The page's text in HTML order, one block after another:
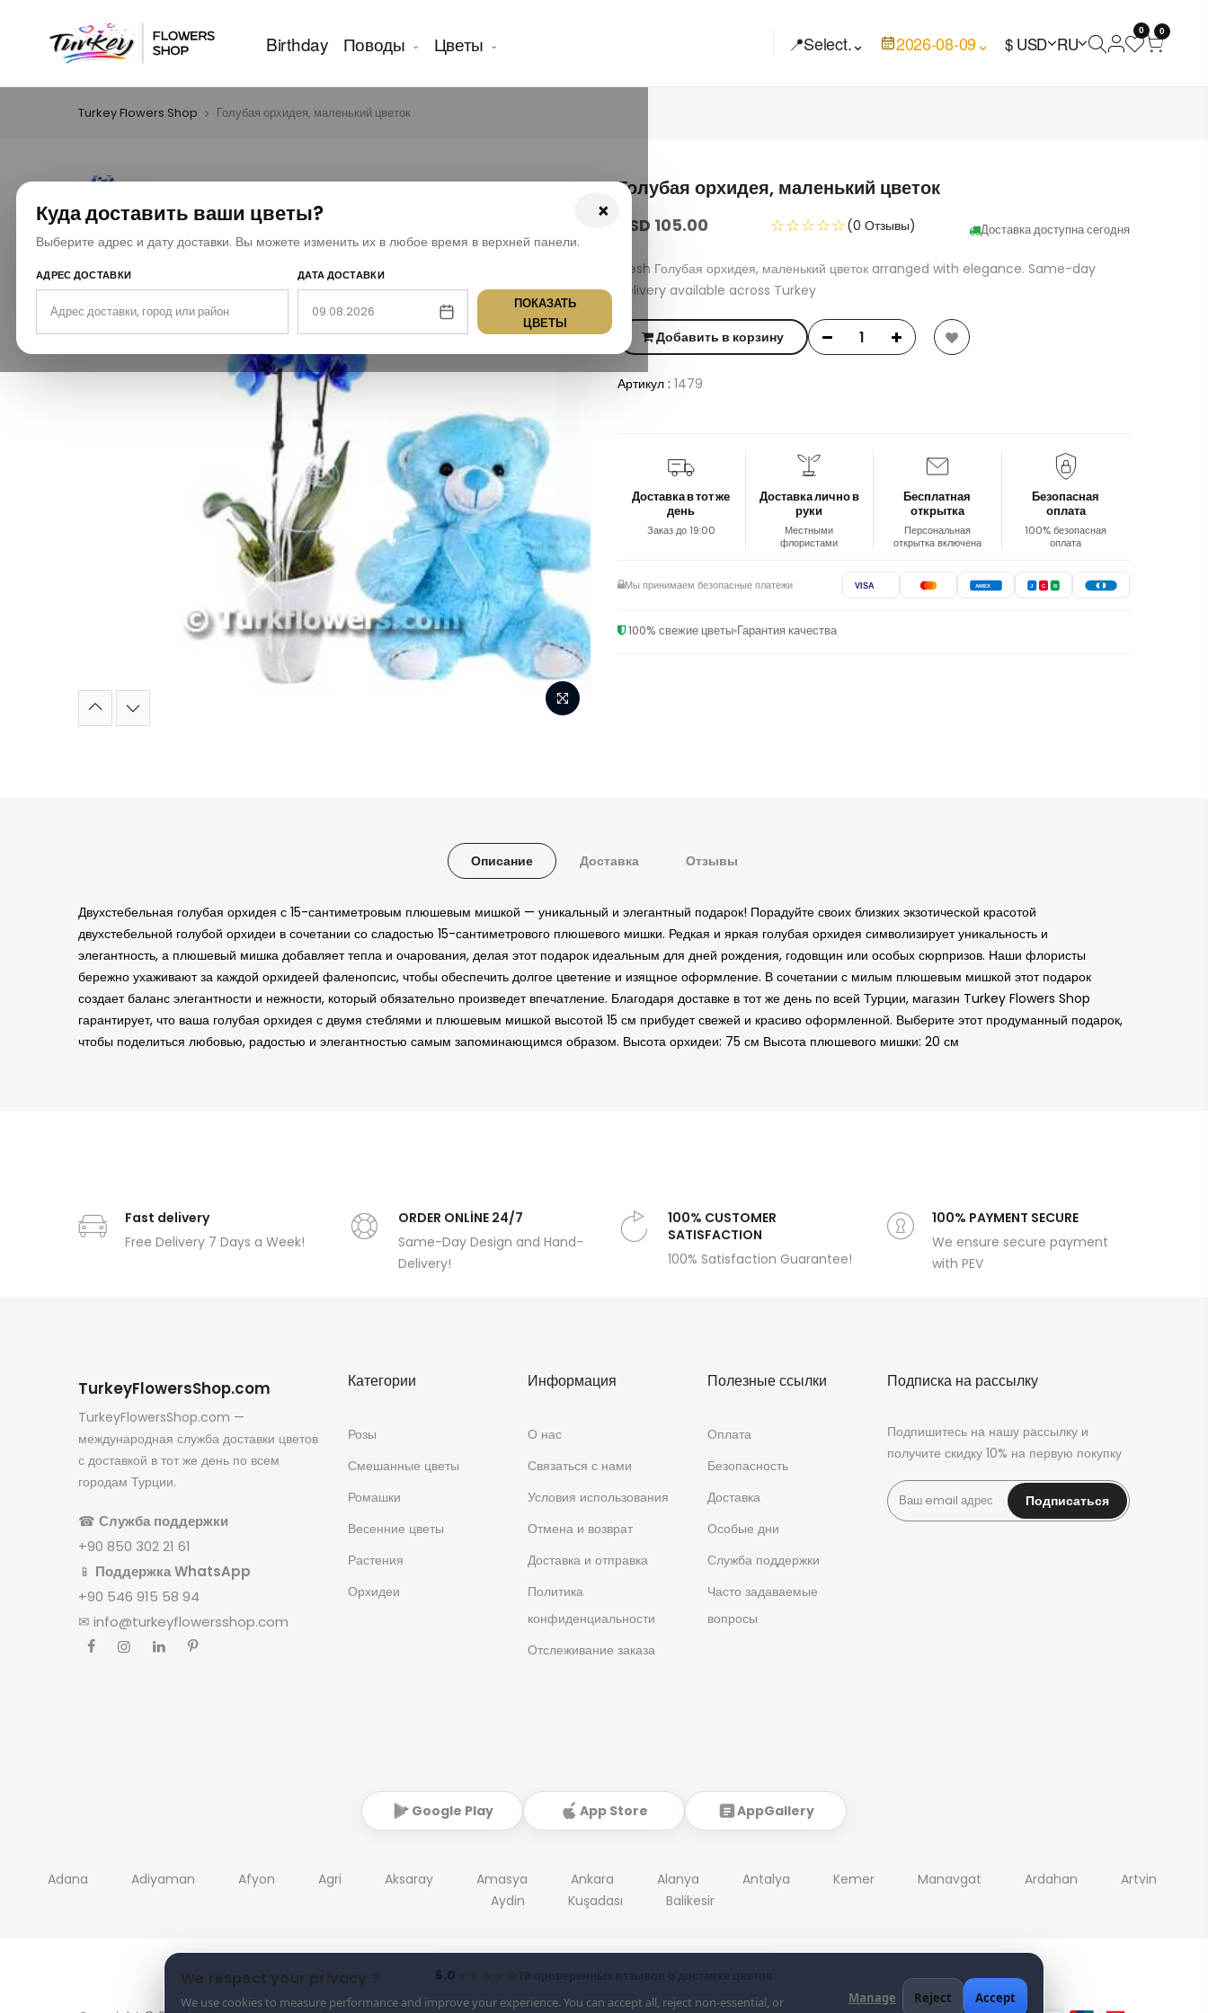
We respect your privacy ?
We use cookies to measure performance and improve your experience. You can accept all, reject non-essential, or
Manage Reject Accept
Birthday Поводы Цветы 📍Select.⌄ 2026-08-09⌄ $ USD RU
0 0
×
Куда доставить ваши цветы?
Выберите адрес и дату доставки. Вы можете изменить их в любое время в верхней панели.
АДРЕС ДОСТАВКИ ДАТА ДОСТАВКИ
ПОКАЗАТЬ
ЦВЕТЫ
Turkey Flowers Shop Голубая орхидея, маленький цветок
Голубая орхидея, маленький цветок
USD 105.00 Доставка доступна сегодня
☆☆☆☆☆(0 Отзывы)
Fresh Голубая орхидея, маленький цветок arranged with elegance. Same-day
delivery available across Turkey
Добавить в корзину
Артикул : 1479
Доставка в тот же
день
Заказ до 19:00
Доставка лично в
руки
Местными
флористами
Бесплатная
открытка
Персональная
открытка включена
Безопасная
оплата
100% безопасная
оплата
Мы принимаем безопасные платежи VISA AMEX J C B
100% свежие цветы Гарантия качества
Описание Доставка Отзывы
Двухстебельная голубая орхидея с 15-сантиметровым плюшевым мишкой — уникальный и элегантный подарок! Порадуйте своих близких экзотической красотой
двухстебельной голубой орхидеи в сочетании со сладостью 15-сантиметрового плюшевого мишки. Редкая и яркая голубая орхидея символизирует уникальность и
элегантность, а плюшевый мишка добавляет тепла и очарования, делая этот подарок идеальным для дней рождения, годовщин или особых сюрпризов. Наши флористы
бережно ухаживают за каждой орхидеей фаленопсис, чтобы обеспечить долгое цветение и изящное оформление. В сочетании с милым плюшевым мишкой этот подарок
создает баланс элегантности и нежности, который обязательно произведет впечатление. Благодаря доставке в тот же день по всей Турции, магазин Turkey Flowers Shop
гарантирует, что ваша голубая орхидея с двумя стеблями и плюшевым мишкой высотой 15 см прибудет свежей и красиво оформленной. Выберите этот продуманный подарок,
чтобы поделиться любовью, радостью и элегантностью самым запоминающимся образом. Высота орхидеи: 75 см Высота плюшевого мишки: 20 см
Fast delivery
Free Delivery 7 Days a Week!
ORDER ONLİNE 24/7
Same-Day Design and Hand-
Delivery!
100% CUSTOMER
SATISFACTION
100% Satisfaction Guarantee!
100% PAYMENT SECURE
We ensure secure payment
with PEV
TurkeyFlowersShop.com
TurkeyFlowersShop.com —
международная служба доставки цветов
с доставкой в тот же день по всем
городам Турции.
☎ Служба поддержки
+90 850 302 21 61
📱 Поддержка WhatsApp
+90 546 915 58 94
✉ info@turkeyflowersshop.com
Категории
Розы
Смешанные цветы
Ромашки
Весенние цветы
Растения
Орхидеи
Информация
О нас
Связаться с нами
Условия использования
Отмена и возврат
Доставка и отправка
Политика
конфиденциальности
Отслеживание заказа
Полезные ссылки
Оплата
Безопасность
Доставка
Особые дни
Служба поддержки
Часто задаваемые
вопросы
Подписка на рассылку
Подпишитесь на нашу рассылку и
получите скидку 10% на первую покупку
Подписаться
Google Play App Store AppGallery
Adana Adiyaman Afyon Agri Aksaray Amasya Ankara Alanya Antalya Kemer Manavgat Ardahan
Artvin
Aydin
Kuşadası Balikesir
★★★★★